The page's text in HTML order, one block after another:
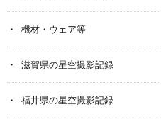
機材・ウェア等
滋賀県の星空撮影記録
福井県の星空撮影記録